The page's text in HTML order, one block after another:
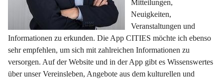
Mitteilungen,
Neuigkeiten,
Veranstaltungen und
Informationen zu erkunden. Die App CITIES möchte ich ebenso
sehr empfehlen, um sich mit zahlreichen Informationen zu
versorgen. Auf der Website und in der App gibt es Wissenswertes
über unser Vereinsleben, Angebote aus dem kulturellen und